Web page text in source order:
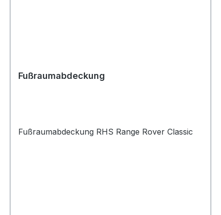
Fußraumabdeckung
Fußraumabdeckung RHS Range Rover Classic